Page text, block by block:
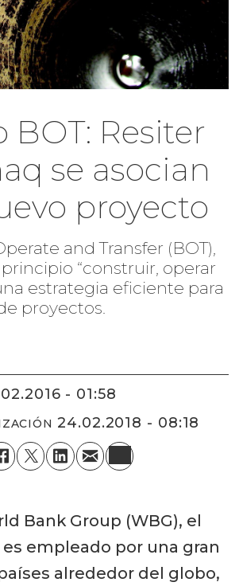
BOT: Resiter
se asocian
proyecto
and Transfer (BOT),
“construir, operar
estrategia eficiente para
proyectos.
- 01:58
24.02.2018 - 08:18
Bank Group (WBG), el
empleado por una gran
alrededor del globo,